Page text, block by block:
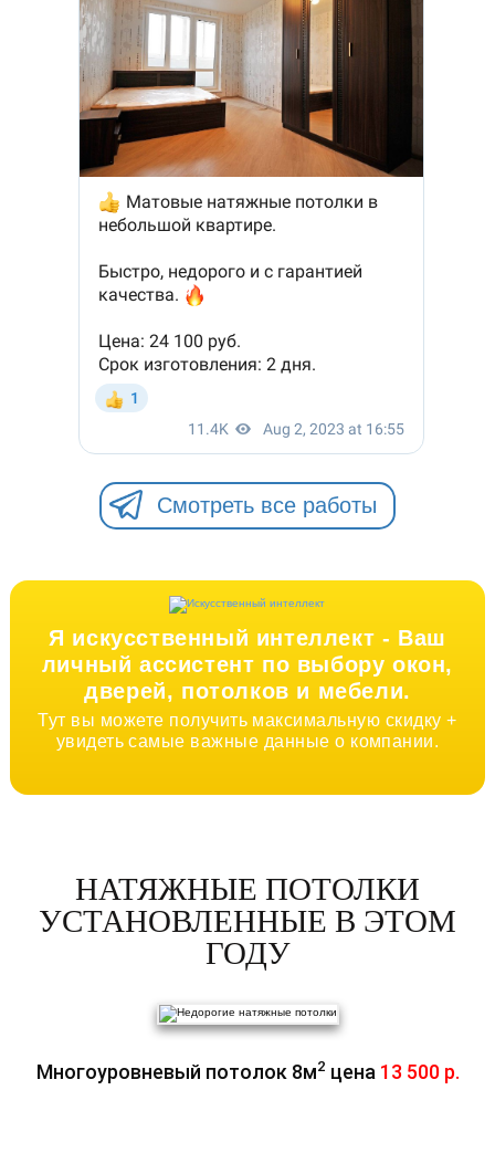
Смотреть все работы
Я искусственный интеллект - Ваш
личный ассистент по выбору окон,
дверей, потолков и мебели.
Тут вы можете получить максимальную скидку +
увидеть самые важные данные о компании.
НАТЯЖНЫЕ ПОТОЛКИ
УСТАНОВЛЕННЫЕ В ЭТОМ
ГОДУ
Многоуровневый потолок 8м2 цена 13 500 р.